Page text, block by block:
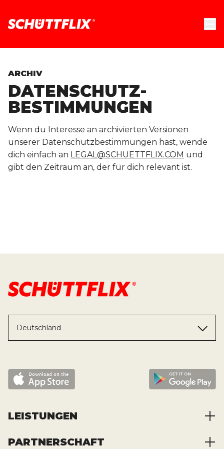
ARCHIV
DATENSCHUTZ­
BESTIMMUNGEN
Wenn du Interesse an archivierten Versionen
unserer Datenschutzbestimmungen hast, wende
dich einfach an LEGAL@SCHUETTFLIX.COM und
gibt den Zeitraum an, der für dich relevant ist.
Deutschland
LEISTUNGEN
Baustoffe kaufen
PARTNERSCHAFT